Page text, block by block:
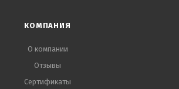
КОМПАНИЯ
О компании
Отзывы
Сертификаты